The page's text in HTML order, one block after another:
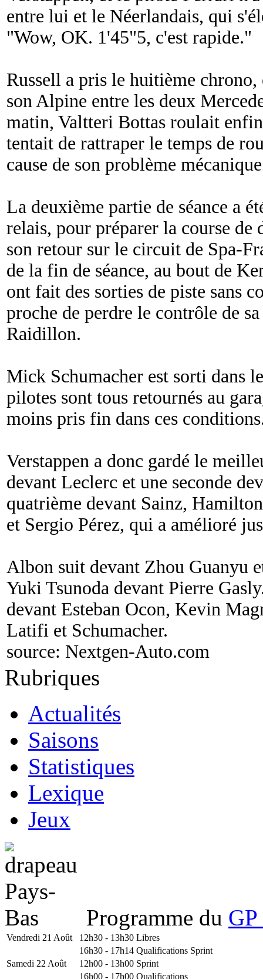
entre lui et le Néerlandais, qui
"Wow, OK. 1'45"5, c'est rapide."
Russell a pris le huitième
son Alpine entre les deux
matin, Valtteri Bottas roulait
tentait de rattraper le temps de
cause de son problème
La deuxième partie de séance a
relais, pour préparer la course
son retour sur le circuit de Spa-
de la fin de séance, au bout de
ont fait des sorties de piste sans
proche de perdre le contrôle de
Raidillon.
Mick Schumacher est sorti dans
pilotes sont tous retournés au
moins pris fin dans ces
Verstappen a donc gardé le
devant Leclerc et une seconde
quatrième devant Sainz,
et Sergio Pérez, qui a amélioré
Albon suit devant Zhou Guanyu
Yuki Tsunoda devant Pierre
devant Esteban Ocon, Kevin
Latifi et Schumacher.
source: Nextgen-Auto.com
Rubriques
Actualités
Saisons
Statistiques
Lexique
Jeux
Programme du
Vendredi 21 Août 12h30 - 13h30 Libres
16h30 - 17h14 Qualifications Sprint
Samedi 22 Août
12h00 - 13h00 Sprint
16h00 - 17h00 Qualifications